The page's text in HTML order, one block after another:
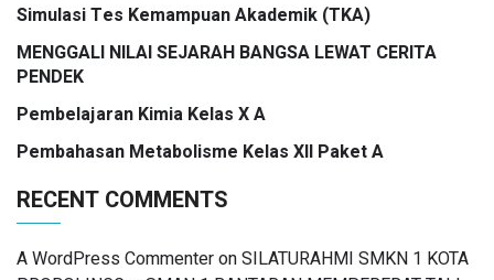
Simulasi Tes Kemampuan Akademik (TKA)
MENGGALI NILAI SEJARAH BANGSA LEWAT CERITA
PENDEK
Pembelajaran Kimia Kelas X A
Pembahasan Metabolisme Kelas XII Paket A
RECENT COMMENTS
A WordPress CommenteronSILATURAHMI SMKN 1 KOTA